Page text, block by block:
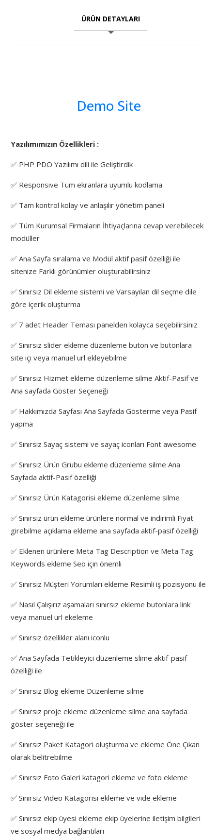
ÜRÜN DETAYLARI
Demo Site
Yazılımımızın Özellikleri :
✅ PHP PDO Yazılımı dili ile Geliştirdik
✅ Responsive Tüm ekranlara uyumlu kodlama
✅ Tam kontrol kolay ve anlaşılır yönetim paneli
✅ Tüm Kurumsal Firmaların İhtiyaçlarına cevap verebilecek
modüller
✅ Ana Sayfa sıralama ve Modül aktif pasif özelliği ile
sitenize Farklı görünümler oluşturabilirsiniz
✅ Sınırsız Dil ekleme sistemi ve Varsayılan dil seçme dile
göre içerik oluşturma
✅ 7 adet Header Teması panelden kolayca seçebilirsiniz
✅ Sınırsız slider ekleme düzenleme buton ve butonlara
site içi veya manuel url ekleyebilme
✅ Sınırsız Hizmet ekleme düzenleme silme Aktif-Pasif ve
Ana sayfada Göster Seçeneği
✅ Hakkımızda Sayfası Ana Sayfada Gösterme veya Pasif
yapma
✅ Sınırsız Sayaç sistemi ve sayaç iconları Font awesome
✅ Sınırsız Ürün Grubu ekleme düzenleme silme Ana
Sayfada aktif-Pasif özelliği
✅ Sınırsız Ürün Katagorisi ekleme düzenleme silme
✅ Sınırsız ürün ekleme ürünlere normal ve indirimli Fiyat
girebilme açıklama ekleme ana sayfada aktif-pasif özelliği
✅ Eklenen ürünlere Meta Tag Description ve Meta Tag
Keywords ekleme Seo için önemli
✅ Sınırsız Müşteri Yorumları ekleme Resimli iş pozisyonu ile
✅ Nasıl Çalışırız aşamaları sınırsız ekleme butonlara link
veya manuel url ekeleme
✅ Sınırsız özellikler alanı iconlu
✅ Ana Sayfada Tetikleyici düzenleme slime aktif-pasif
özelliği ile
✅ Sınırsız Blog ekleme Düzenleme silme
✅ Sınırsız proje ekleme düzenleme silme ana sayfada
göster seçeneği ile
✅ Sınırsız Paket Katagori oluşturma ve ekleme Öne Çıkan
olarak belitrebilme
✅ Sınırsız Foto Galeri katagori ekleme ve foto ekleme
✅ Sınırsız Video Katagorisi ekleme ve vide ekleme
✅ Sınırsız ekip üyesi ekleme ekip üyelerine iletişim bilgileri
ve sosyal medya bağlantıları